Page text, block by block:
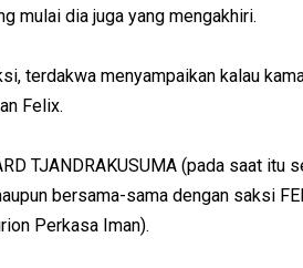
mulai dia juga yang mengakhiri.
terdakwa menyampaikan kalau
Felix.
TJANDRAKUSUMA (pada saat itu
bersama-sama dengan saksi
Perkasa Iman).